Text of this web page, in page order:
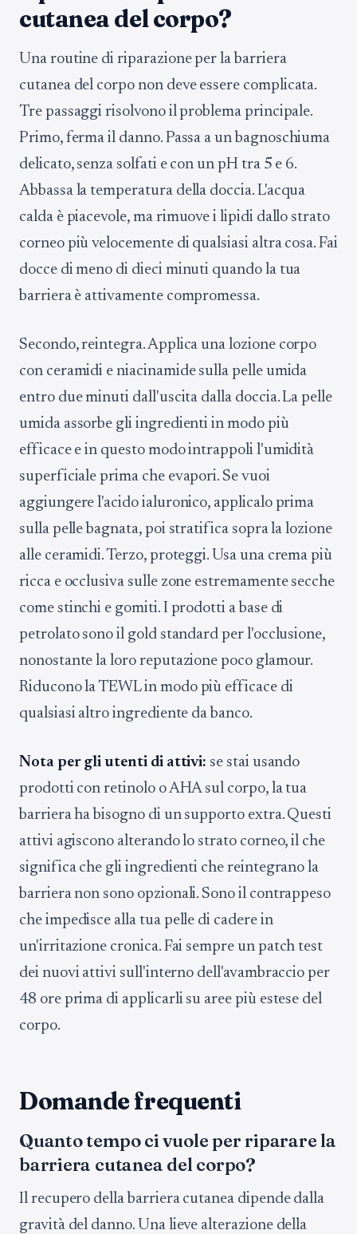
cutanea del corpo?
Una routine di riparazione per la barriera
cutanea del corpo non deve essere complicata.
Tre passaggi risolvono il problema principale.
Primo, ferma il danno. Passa a un bagnoschiuma
delicato, senza solfati e con un pH tra 5 e 6.
Abbassa la temperatura della doccia. L'acqua
calda è piacevole, ma rimuove i lipidi dallo strato
corneo più velocemente di qualsiasi altra cosa. Fai
docce di meno di dieci minuti quando la tua
barriera è attivamente compromessa.
Secondo, reintegra. Applica una lozione corpo
con ceramidi e niacinamide sulla pelle umida
entro due minuti dall'uscita dalla doccia. La pelle
umida assorbe gli ingredienti in modo più
efficace e in questo modo intrappoli l'umidità
superficiale prima che evapori. Se vuoi
aggiungere l'acido ialuronico, applicalo prima
sulla pelle bagnata, poi stratifica sopra la lozione
alle ceramidi. Terzo, proteggi. Usa una crema più
ricca e occlusiva sulle zone estremamente secche
come stinchi e gomiti. I prodotti a base di
petrolato sono il gold standard per l'occlusione,
nonostante la loro reputazione poco glamour.
Riducono la TEWL in modo più efficace di
qualsiasi altro ingrediente da banco.
Nota per gli utenti di attivi: se stai usando
prodotti con retinolo o AHA sul corpo, la tua
barriera ha bisogno di un supporto extra. Questi
attivi agiscono alterando lo strato corneo, il che
significa che gli ingredienti che reintegrano la
barriera non sono opzionali. Sono il contrappeso
che impedisce alla tua pelle di cadere in
un'irritazione cronica. Fai sempre un patch test
dei nuovi attivi sull'interno dell'avambraccio per
48 ore prima di applicarli su aree più estese del
corpo.
Domande frequenti
Quanto tempo ci vuole per riparare la
barriera cutanea del corpo?
Il recupero della barriera cutanea dipende dalla
gravità del danno. Una lieve alterazione della